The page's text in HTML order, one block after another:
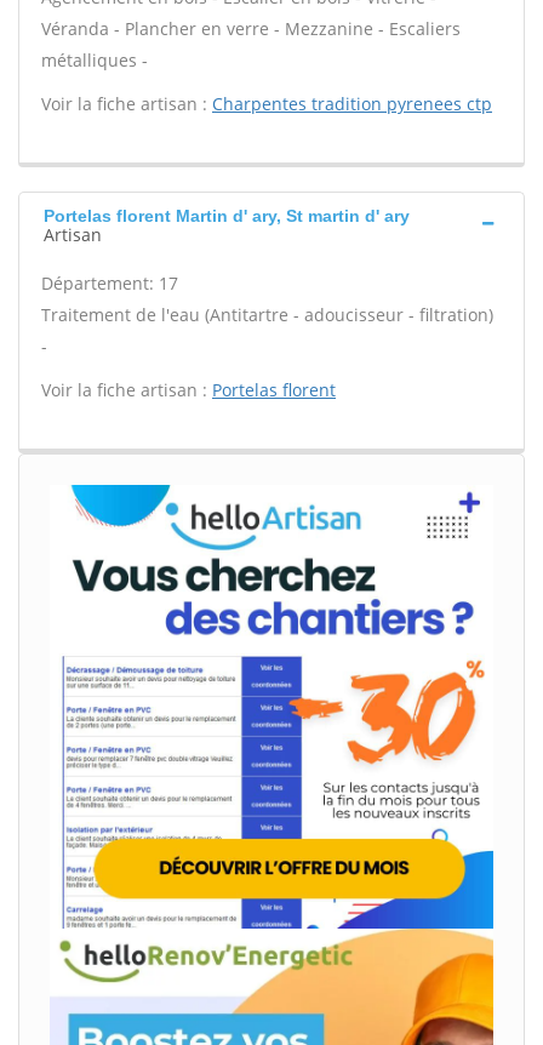
Véranda - Plancher en verre - Mezzanine - Escaliers
métalliques -
Voir la fiche artisan : Charpentes tradition pyrenees ctp
Portelas florent Martin d' ary, St martin d' ary
Artisan
Département: 17
Traitement de l'eau (Antitartre - adoucisseur - filtration)
-
Voir la fiche artisan : Portelas florent